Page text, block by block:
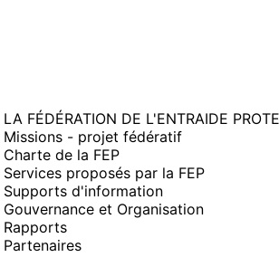
LA FÉDÉRATION DE L'ENTRAIDE
Missions - projet fédératif
Charte de la FEP
Services proposés par la FEP
Supports d'information
Gouvernance et Organisation
Rapports
Partenaires